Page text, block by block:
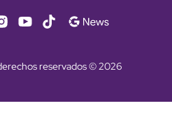
reservados © 2026